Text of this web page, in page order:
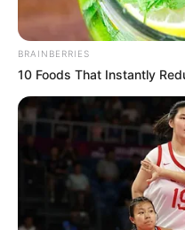
Anti Mainstream, 10
Membawa Barang
Versi Warga
BRAINBERRIES
10 Foods That Instantly